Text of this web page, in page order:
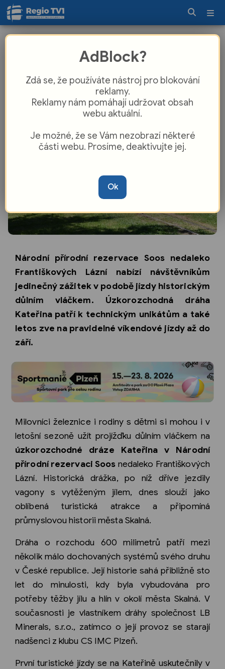
sezonu 2026. Podívejte se, kdy
Národní přírodní rezervace Soos nedaleko
Františkových Lázní nabízí návštěvníkům
jedinečný zážitek v podobě jízdy historickým
důlním vláčkem. Úzkorozchodná dráha
Kateřina patří k technickým unikátům a také
letos zve na pravidelné víkendové jízdy až do
září.
Milovníci železnice i rodiny s dětmi si mohou i v
letošní sezoně užít projížďku důlním vláčkem na
úzkorozchodné dráze Kateřina v Národní
přírodní rezervaci Soos nedaleko Františkových
Lázní. Historická drážka, po níž dříve jezdily
vagony s vytěženým jílem, dnes slouží jako
oblíbená turistická atrakce a připomíná
průmyslovou historii města Skalná.
Dráha o rozchodu 600 milimetrů patří mezi
několik málo dochovaných systémů svého druhu
v České republice. Její historie sahá přibližně sto
let do minulosti, kdy byla vybudována pro
potřeby těžby jílu a hlín v okolí města Skalná. V
současnosti je vlastníkem dráhy společnost LB
Minerals, s.r.o., zatímco o její provoz se starají
nadšenci z klubu CS IMC Plzeň.
První turistické jízdy se na Kateřině uskutečnily v
AdBlock?
Zdá se, že používáte nástroj pro blokování
reklamy.
Reklamy nám pomáhají udržovat obsah
webu aktuální.
Je možné, že se Vám nezobrazí některé
části webu. Prosíme, deaktivujte jej.
Ok